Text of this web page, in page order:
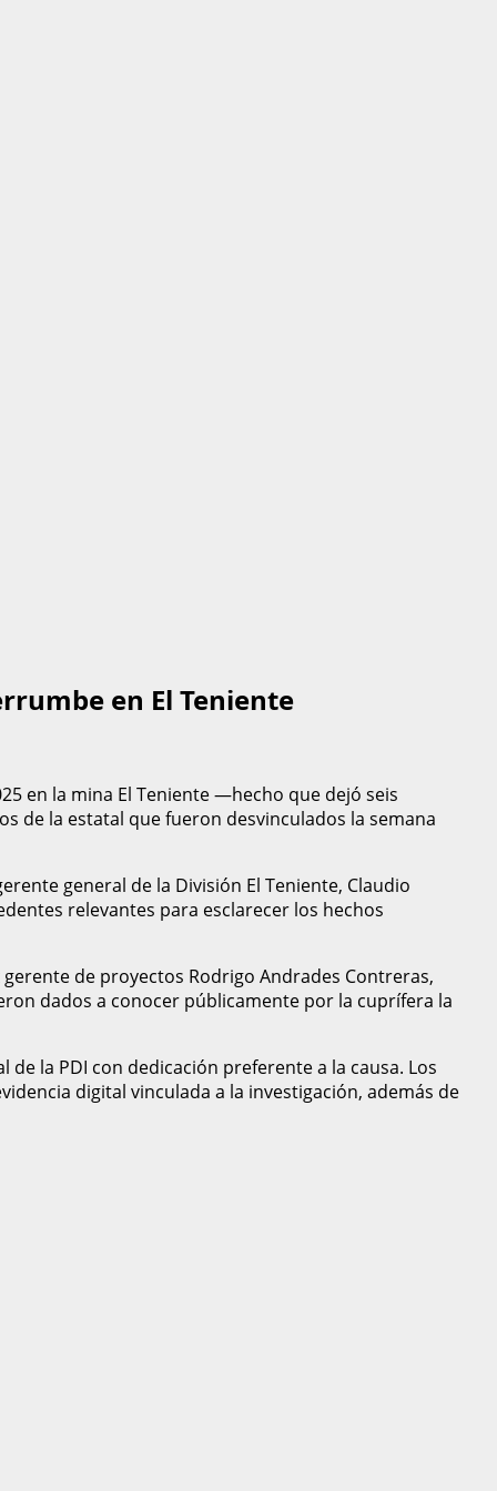
en El Teniente
en la mina El Teniente —hecho que dejó seis
de la estatal que fueron desvinculados la semana
general de la División El Teniente, Claudio
relevantes para esclarecer los hechos
de proyectos Rodrigo Andrades Contreras,
dados a conocer públicamente por la cuprífera la
la PDI con dedicación preferente a la causa. Los
digital vinculada a la investigación, además de